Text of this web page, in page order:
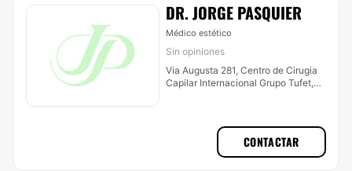
DR. JORGE PASQUIER
Médico estético
Sin opiniones
Via Augusta 281, Centro de Cirugia
Capilar Internacional Grupo Tufet,
CONTACTAR